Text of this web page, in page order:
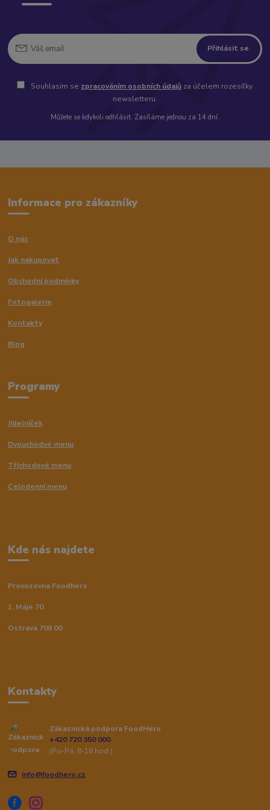
Přihlásit se
Souhlasím se zpracováním osobních údajů za účelem rozesílky
newsletteru.
Můžete se kdykoli odhlásit. Zasíláme jednou za 14 dní.
Informace pro zákazníky
O nás
Jak nakupovat
Obchodní podmínky
Fotogalerie
Kontakty
Blog
Programy
Jídelníček
Dvouchodvé menu
Tříchodové menu
Celodenní menu
Kde nás najdete
Provozovna Foodhero
1. Máje 70
Ostrava 709 00
Kontakty
Zákaznická podpora FoodHero
+420 720 350 000
(Po-Pá, 8-18 hod.)
info@foodhero.cz